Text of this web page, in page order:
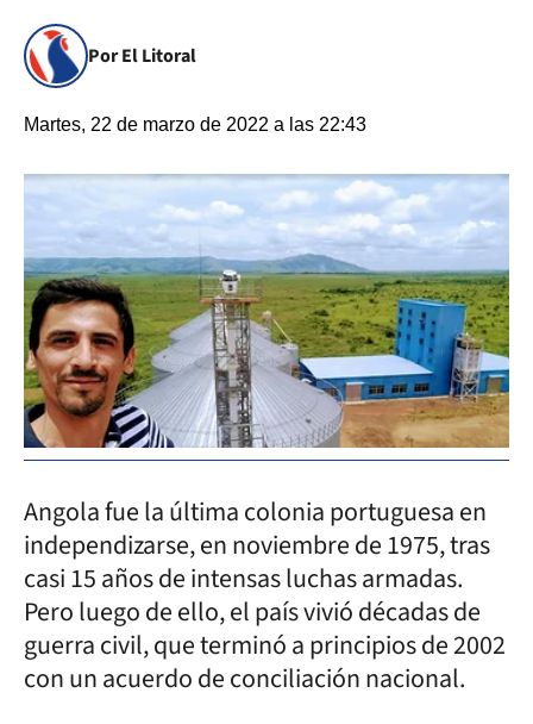
Por El Litoral
Martes, 22 de marzo de 2022 a las 22:43
Angola fue la última colonia portuguesa en
independizarse, en noviembre de 1975, tras
casi 15 años de intensas luchas armadas.
Pero luego de ello, el país vivió décadas de
guerra civil, que terminó a principios de 2002
con un acuerdo de conciliación nacional.